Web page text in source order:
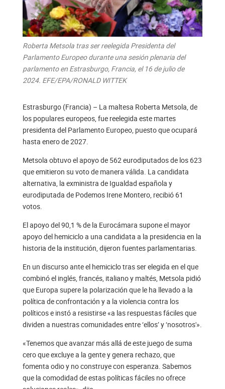
Roberta Metsola tras ser reelegida Presidenta del
Parlamento Europeo durante una sesión plenaria del
parlamento en Estrasburgo, Francia, el 16 de julio de
2024. EFE/EPA/RONALD WITTEK
Estrasburgo (Francia) – La maltesa Roberta Metsola, de
los populares europeos, fue reelegida este martes
presidenta del Parlamento Europeo, puesto que ocupará
hasta enero de 2027.
Metsola obtuvo el apoyo de 562 eurodiputados de los 623
que emitieron su voto de manera válida. La candidata
alternativa, la exministra de Igualdad española y
eurodiputada de Podemos Irene Montero, recibió 61
votos.
El apoyo del 90,1 % de la Eurocámara supone el mayor
apoyo del hemiciclo a una candidata a la presidencia en la
historia de la institución, dijeron fuentes parlamentarias.
En un discurso ante el hemiciclo tras ser elegida en el que
combinó el inglés, francés, italiano y maltés, Metsola pidió
que Europa supere la polarización que le ha llevado a la
política de confrontación y a la violencia contra los
políticos e instó a resistirse «a las respuestas fáciles que
dividen a nuestras comunidades entre ‘ellos’ y ‘nosotros'».
«Tenemos que avanzar más allá de este juego de suma
cero que excluye a la gente y genera rechazo, que
fomenta odio y no construye con esperanza. Sabemos
que la comodidad de estas políticas fáciles no ofrece